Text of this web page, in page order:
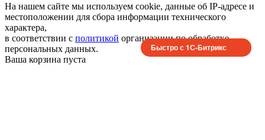
На нашем сайте мы используем cookie, данные об IP-адресе и
местоположении для сбора информации технического
характера,
в соответствии с политикой организации по обработке
персональных данных.
Ваша корзина пуста
Быстро с 1С-Битрикс